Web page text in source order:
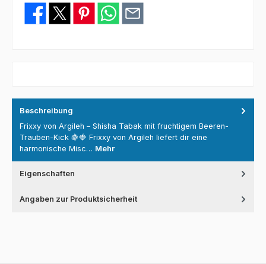
Beschreibung
Frixxy von Argileh – Shisha Tabak mit fruchtigem Beeren-
Trauben-Kick 🍇🍓 Frixxy von Argileh liefert dir eine
harmonische Misc… Mehr
Eigenschaften
Angaben zur Produktsicherheit